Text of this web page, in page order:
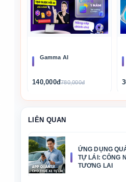
Gamma AI
140,000đ780,000đ
LIÊN QUAN
ỨNG DỤNG
TỰ LÁI: CÔNG
TƯƠNG LAI